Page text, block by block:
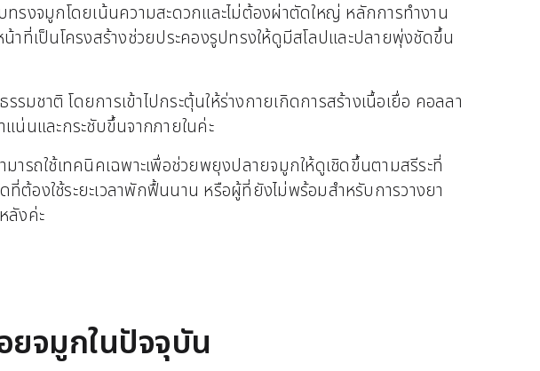
รงจมูกโดยเน้นความสะดวกและไม่ต้องผ่าตัดใหญ่ หลักการทำงาน
าที่เป็นโครงสร้างช่วยประคองรูปทรงให้ดูมีสโลปและปลายพุ่งชัดขึ้น
ชาติ โดยการเข้าไปกระตุ้นให้ร่างกายเกิดการสร้างเนื้อเยื่อ คอลลา
น่นและกระชับขึ้นจากภายในค่ะ
รถใช้เทคนิคเฉพาะเพื่อช่วยพยุงปลายจมูกให้ดูเชิดขึ้นตามสรีระที่
ต้องใช้ระยะเวลาพักฟื้นนาน หรือผู้ที่ยังไม่พร้อมสำหรับการวางยา
ลังค่ะ
ยจมูกในปัจจุบัน